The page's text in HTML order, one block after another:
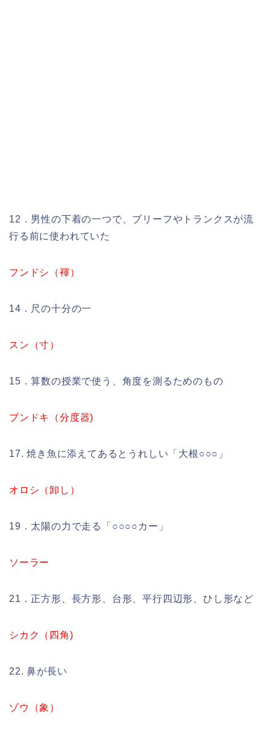
12．男性の下着の一つで、ブリーフやトランクスが流
行る前に使われていた
フンドシ（褌）
14．尺の十分の一
スン（寸）
15．算数の授業で使う、角度を測るためのもの
ブンドキ（分度器)
17. 焼き魚に添えてあるとうれしい「大根○○○」
オロシ（卸し）
19．太陽の力で走る「○○○○カー」
ソーラー
21．正方形、長方形、台形、平行四辺形、ひし形など
シカク（四角)
22. 鼻が長い
ゾウ（象）